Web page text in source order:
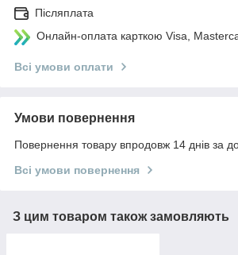
Післяплата
Онлайн-оплата карткою Visa,
Всі умови оплати
Умови повернення
Повернення товару впродовж 14 днів за
Всі умови повернення
З цим товаром також замовляють